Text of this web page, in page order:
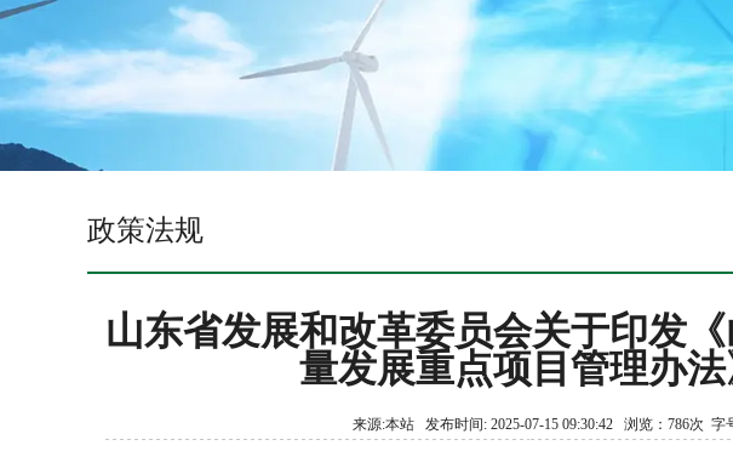
协会领导
标准规范
政策法规
山东省发展和改革委员会关于印发
量发展重点项目管理办
来源:本站 发布时间: 2025-07-15 09:30:42 浏览：786次 字